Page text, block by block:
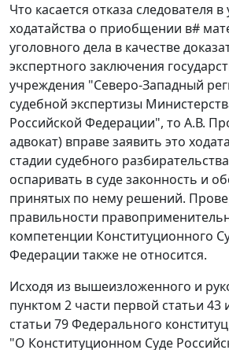
Что касается отказа следователя
ходатайства о приобщении в#
уголовного дела в качестве
экспертного заключения
учреждения "Северо-Западный
судебной экспертизы
Российской Федерации", то А.В.
адвокат) вправе заявить это
стадии судебного
оспаривать в суде законность и
принятых по нему решений.
правильности
компетенции Конституционного
Федерации также не относится.
Исходя из вышеизложенного и
пунктом 2 части первой статьи 43
статьи 79Федерального
"О Конституционном Суде